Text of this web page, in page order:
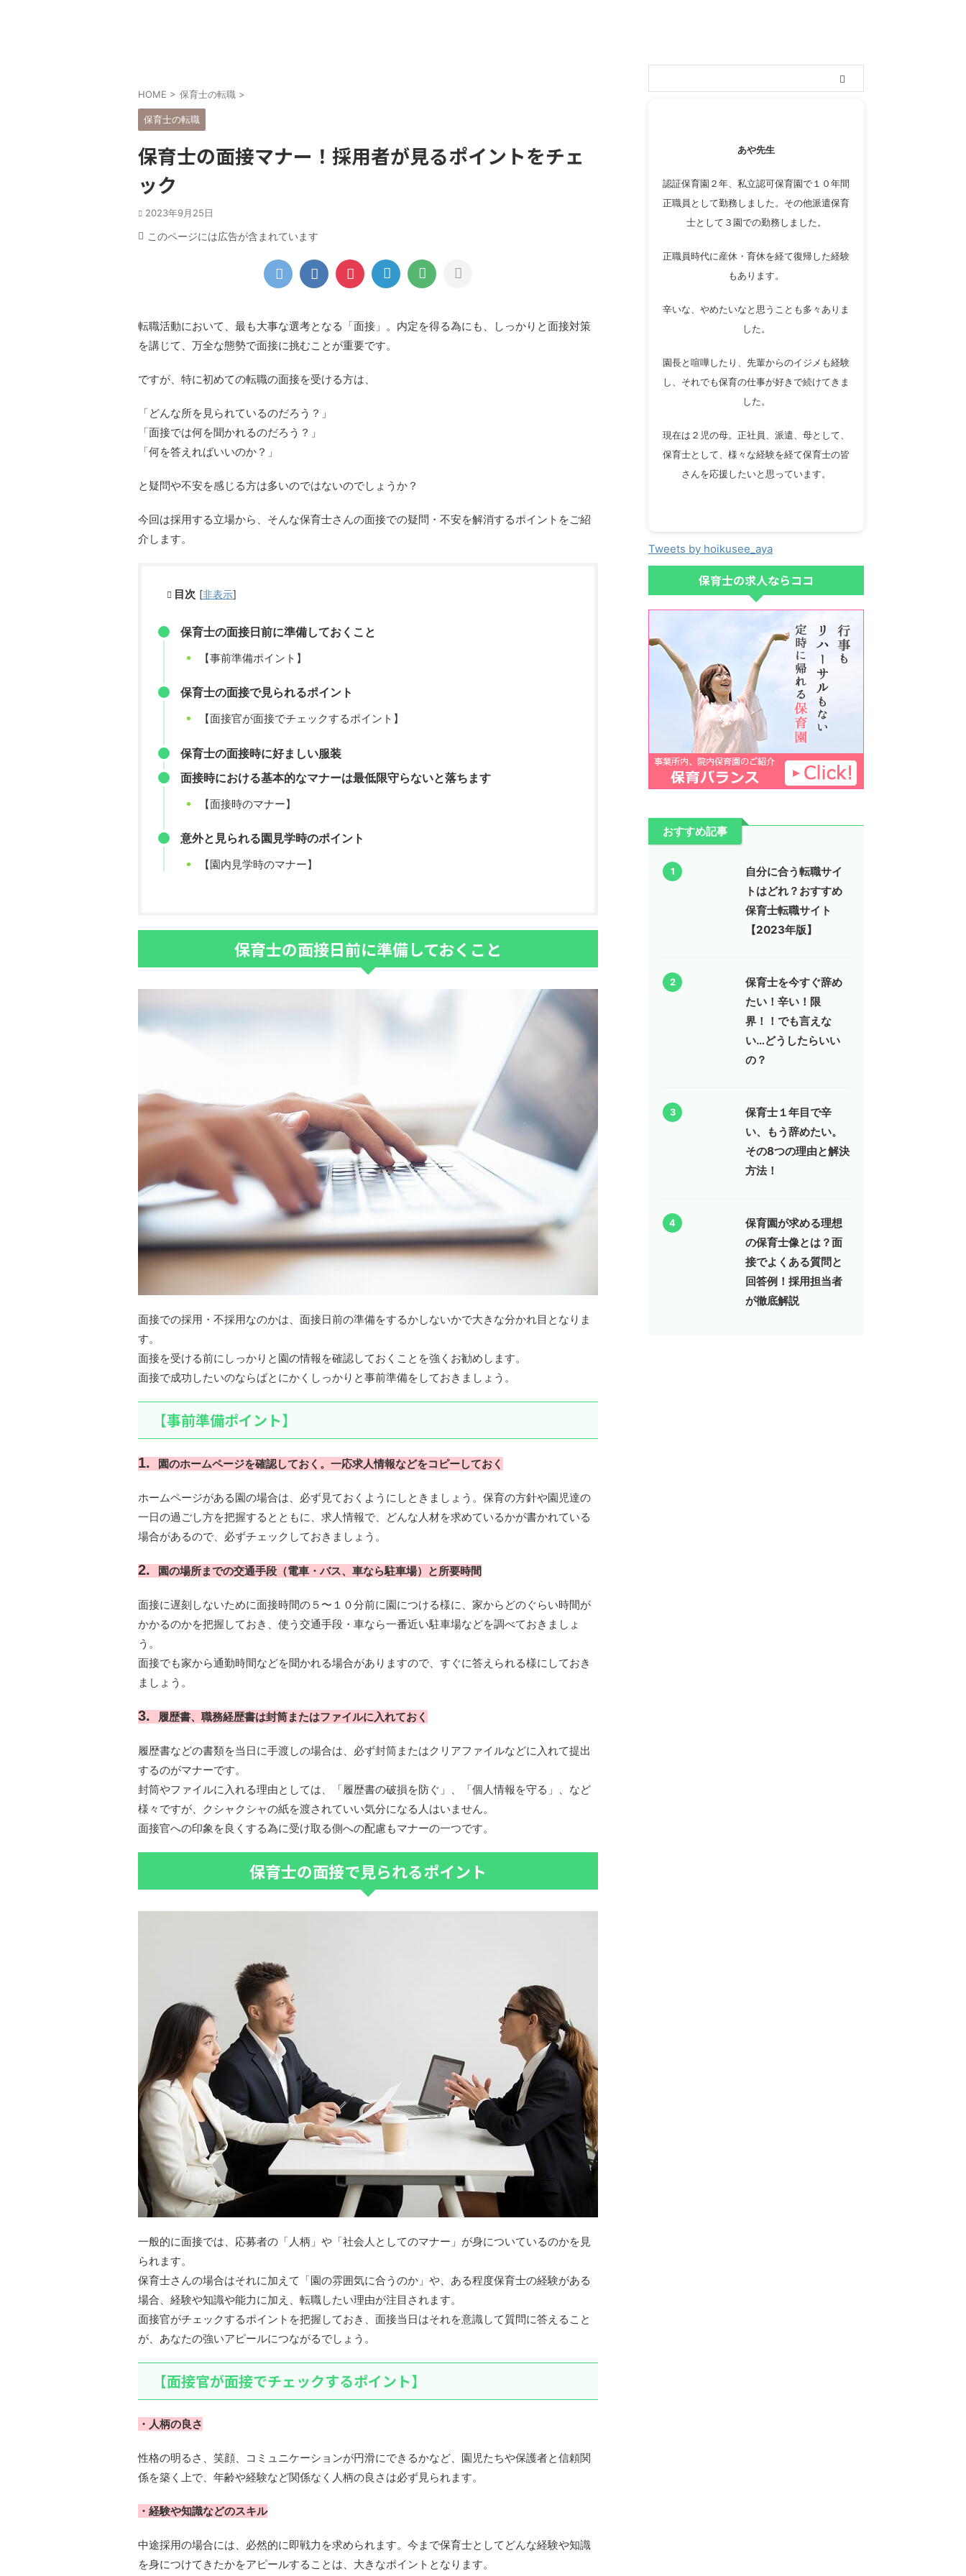
HOME > 保育士の転職 >
保育士の転職
保育士の面接マナー！採用者が見るポイントをチェ
ック
2023年9月25日
このページには広告が含まれています
転職活動において、最も大事な選考となる「面接」。内定を得る為にも、しっかりと面接対策
を講じて、万全な態勢で面接に挑むことが重要です。
ですが、特に初めての転職の面接を受ける方は、
「どんな所を見られているのだろう？」
「面接では何を聞かれるのだろう？」
「何を答えればいいのか？」
と疑問や不安を感じる方は多いのではないのでしょうか？
今回は採用する立場から、そんな保育士さんの面接での疑問・不安を解消するポイントをご紹
介します。
目次 [非表示]
保育士の面接日前に準備しておくこと
【事前準備ポイント】
保育士の面接で見られるポイント
【面接官が面接でチェックするポイント】
保育士の面接時に好ましい服装
面接時における基本的なマナーは最低限守らないと落ちます
【面接時のマナー】
意外と見られる園見学時のポイント
【園内見学時のマナー】
保育士の面接日前に準備しておくこと
面接での採用・不採用なのかは、面接日前の準備をするかしないかで大きな分かれ目となりま
す。
面接を受ける前にしっかりと園の情報を確認しておくことを強くお勧めします。
面接で成功したいのならばとにかくしっかりと事前準備をしておきましょう。
【事前準備ポイント】
園のホームページを確認しておく。一応求人情報などをコピーしておく
ホームページがある園の場合は、必ず見ておくようにしときましょう。保育の方針や園児達の
一日の過ごし方を把握するとともに、求人情報で、どんな人材を求めているかが書かれている
場合があるので、必ずチェックしておきましょう。
園の場所までの交通手段（電車・バス、車なら駐車場）と所要時間
面接に遅刻しないために面接時間の５〜１０分前に園につける様に、家からどのぐらい時間が
かかるのかを把握しておき、使う交通手段・車なら一番近い駐車場などを調べておきましょ
う。
面接でも家から通勤時間などを聞かれる場合がありますので、すぐに答えられる様にしておき
ましょう。
履歴書、職務経歴書は封筒またはファイルに入れておく
履歴書などの書類を当日に手渡しの場合は、必ず封筒またはクリアファイルなどに入れて提出
するのがマナーです。
封筒やファイルに入れる理由としては、「履歴書の破損を防ぐ」、「個人情報を守る」、など
様々ですが、クシャクシャの紙を渡されていい気分になる人はいません。
面接官への印象を良くする為に受け取る側への配慮もマナーの一つです。
保育士の面接で見られるポイント
一般的に面接では、応募者の「人柄」や「社会人としてのマナー」が身についているのかを見
られます。
保育士さんの場合はそれに加えて「園の雰囲気に合うのか」や、ある程度保育士の経験がある
場合、経験や知識や能力に加え、転職したい理由が注目されます。
面接官がチェックするポイントを把握しておき、面接当日はそれを意識して質問に答えること
が、あなたの強いアピールにつながるでしょう。
【面接官が面接でチェックするポイント】
・人柄の良さ
性格の明るさ、笑顔、コミュニケーションが円滑にできるかなど、園児たちや保護者と信頼関
係を築く上で、年齢や経験など関係なく人柄の良さは必ず見られます。
・経験や知識などのスキル
中途採用の場合には、必然的に即戦力を求められます。今まで保育士としてどんな経験や知識
を身につけてきたかをアピールすることは、大きなポイントとなります。
あや先生
認証保育園２年、私立認可保育園で１０年間
正職員として勤務しました。その他派遣保育
士として３園での勤務しました。
正職員時代に産休・育休を経て復帰した経験
もあります。
辛いな、やめたいなと思うことも多々ありま
した。
園長と喧嘩したり、先輩からのイジメも経験
し、それでも保育の仕事が好きで続けてきま
した。
現在は２児の母。正社員、派遣、母として、
保育士として、様々な経験を経て保育士の皆
さんを応援したいと思っています。
Tweets by hoikusee_aya
保育士の求人ならココ
おすすめ記事
1
自分に合う転職サイ
トはどれ？おすすめ
保育士転職サイト
【2023年版】
2
保育士を今すぐ辞め
たい！辛い！限
界！！でも言えな
い…どうしたらいい
の？
3
保育士１年目で辛
い、もう辞めたい。
その8つの理由と解決
方法！
4
保育園が求める理想
の保育士像とは？面
接でよくある質問と
回答例！採用担当者
が徹底解説